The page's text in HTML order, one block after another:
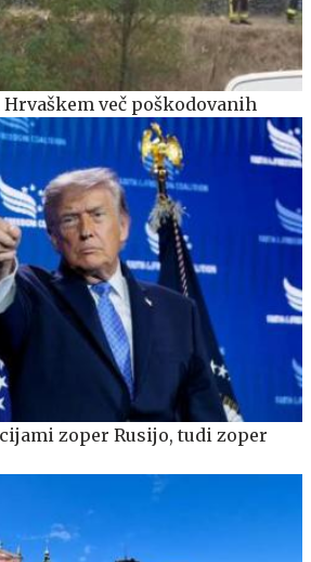
več poškodovanih
zoper Rusijo, tudi zoper